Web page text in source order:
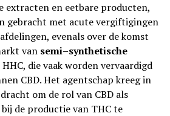
extracten en eetbare producten,
gebracht met acute vergiftigingen
evenals over de komst
van semi–synthetische
die vaak worden vervaardigd
CBD. Het agentschap kreeg in
om de rol van CBD als
de productie van THC te